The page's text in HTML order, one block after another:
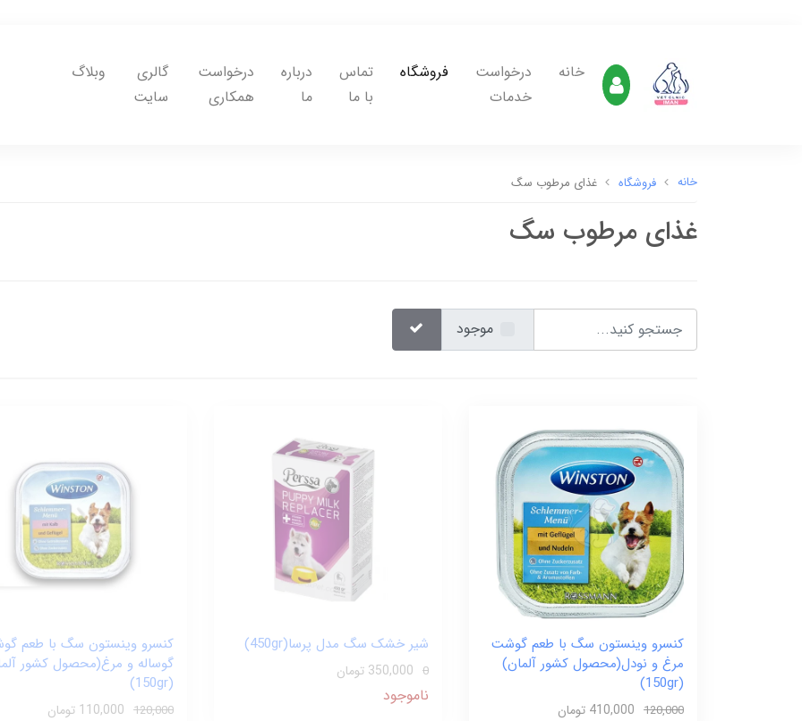
خانه
درخواست
خدمات
فروشگاه
تماس
با ما
درباره
ما
درخواست
همکاری
گالری
سایت
وبلاگ
خانه فروشگاه غذای مرطوب سگ
غذای مرطوب سگ
موجود
کنسرو وینستون سگ با طعم گوشت
مرغ و نودل(محصول کشور آلمان)
(150gr)
120,000 410,000 تومان
شیر خشک سگ مدل پرسا(450gr)
0 350,000 تومان
ناموجود
کنسرو وینستون سگ با طعم
گوساله و مرغ(محصول کشور
(150gr)
120,000 110,000 تومان